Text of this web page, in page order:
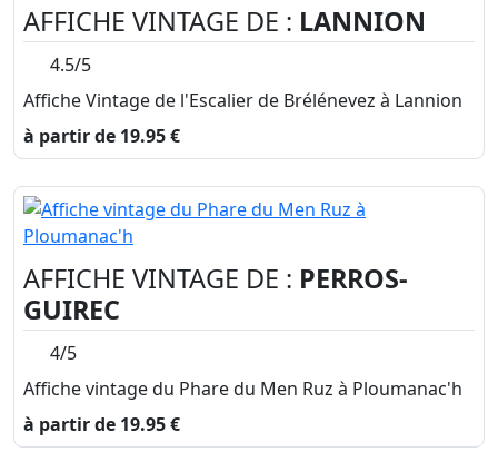
AFFICHE VINTAGE DE : LANNION
4.5/5
Affiche Vintage de l'Escalier de Brélénevez à Lannion
à partir de 19.95 €
AFFICHE VINTAGE DE : PERROS-
GUIREC
4/5
Affiche vintage du Phare du Men Ruz à Ploumanac'h
à partir de 19.95 €